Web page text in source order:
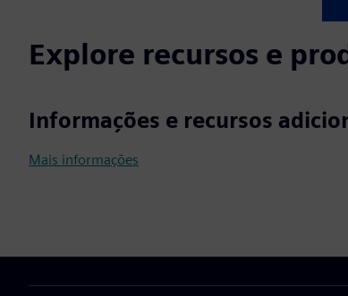
Explore recursos e
Informações e recursos
Mais informações